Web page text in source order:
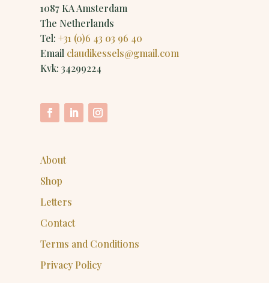
1087 KA Amsterdam
The Netherlands
Tel:+31 (0)6 43 03 96 40
Email claudikessels@gmail.com
Kvk: 34299224
About
Shop
Letters
Contact
Terms and Conditions
Privacy Policy